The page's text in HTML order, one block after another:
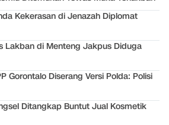
Kekerasan di Jenazah Diplomat
Lakban di Menteng Jakpus Diduga
Gorontalo Diserang Versi Polda: Polisi
Ditangkap Buntut Jual Kosmetik